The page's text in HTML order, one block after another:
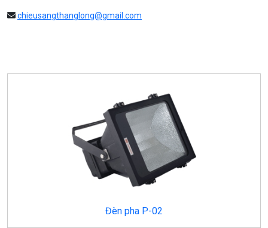
chieusangthanglong@gmail.com
Đèn pha P-02